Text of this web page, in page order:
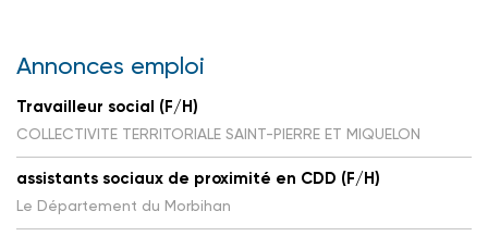
Annonces emploi
Travailleur social (F/H)
COLLECTIVITE TERRITORIALE SAINT-PIERRE ET MIQUELON
assistants sociaux de proximité en CDD (F/H)
Le Département du Morbihan